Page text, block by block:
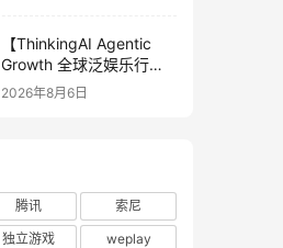
【ThinkingAI Agentic
Growth 全球泛娱乐行业
峰会】Agent 时代，人到
2026年8月6日
腾讯
索尼
独立游戏
weplay